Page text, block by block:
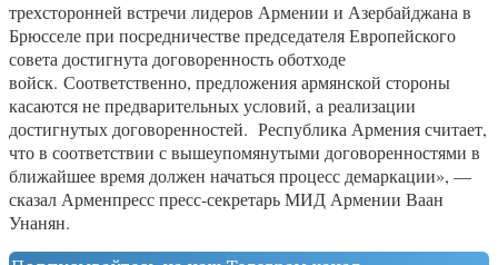
трехсторонней встречи лидеров Армении и Азербайджана в
Брюсселе при посредничестве председателя Европейского
совета достигнута договоренность оботходе
войск. Соответственно, предложения армянской стороны
касаются не предварительных условий, а реализации
достигнутых договоренностей. Республика Армения считает,
что в соответствии с вышеупомянутыми договоренностями в
ближайшее время должен начаться процесс демаркации», —
сказал Арменпресс пресс-секретарь МИД Армении Ваан
Унанян.